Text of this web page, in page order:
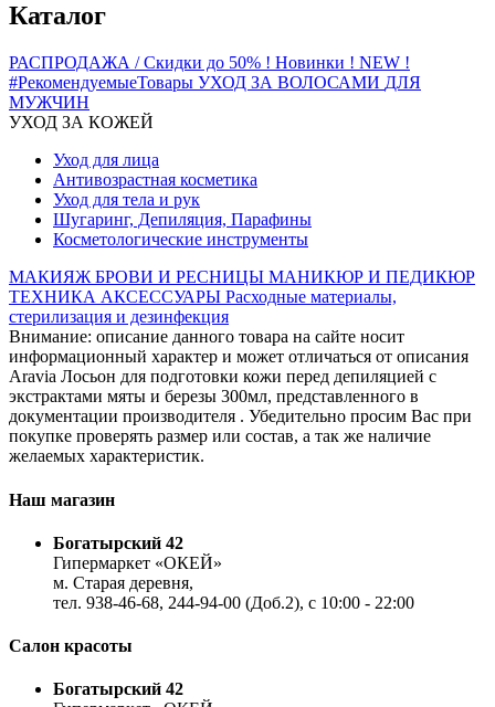
Каталог
РАСПРОДАЖА / Скидки до 50% ! Новинки ! NEW !
#РекомендуемыеТовары УХОД ЗА ВОЛОСАМИ ДЛЯ
МУЖЧИН
УХОД ЗА КОЖЕЙ
Уход для лица
Антивозрастная косметика
Уход для тела и рук
Шугаринг, Депиляция, Парафины
Косметологические инструменты
МАКИЯЖБРОВИ И РЕСНИЦЫ МАНИКЮР И ПЕДИКЮР
ТЕХНИКА АКСЕССУАРЫ Расходные материалы,
стерилизация и дезинфекция
Внимание: описание данного товара на сайте носит
информационный характер и может отличаться от описания
Aravia Лосьон для подготовки кожи перед депиляцией с
экстрактами мяты и березы 300мл, представленного в
документации производителя . Убедительно просим Вас при
покупке проверять размер или состав, а так же наличие
желаемых характеристик.
Наш магазин
Богатырский 42
Гипермаркет «ОКЕЙ»
м. Старая деревня,
тел. 938-46-68, 244-94-00 (Доб.2), c 10:00 - 22:00
Салон красоты
Богатырский 42